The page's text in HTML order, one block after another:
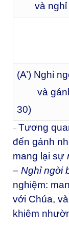
và nghỉ
(A’) Nghỉ
và gánh
30)
– Tương
đến gánh
mang lại sự
– Nghỉ ngời
nghiệm:
với Chúa,
khiêm